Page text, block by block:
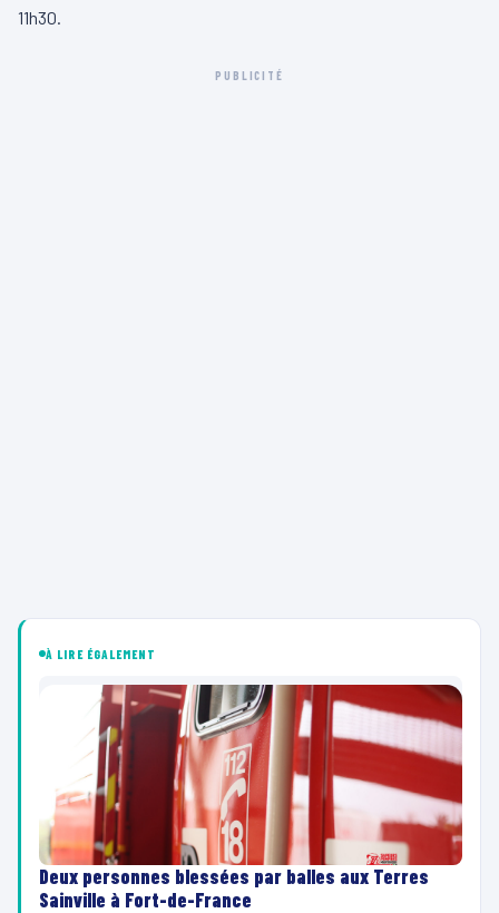
11h30.
PUBLICITÉ
À LIRE ÉGALEMENT
Deux personnes blessées par balles aux Terres
Sainville à Fort-de-France